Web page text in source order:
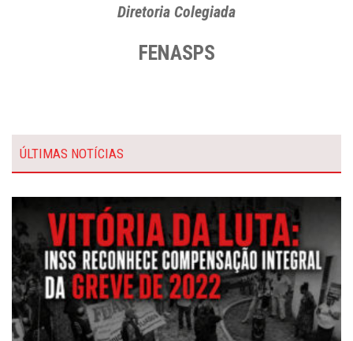
Diretoria Colegiada
FENASPS
ÚLTIMAS NOTÍCIAS